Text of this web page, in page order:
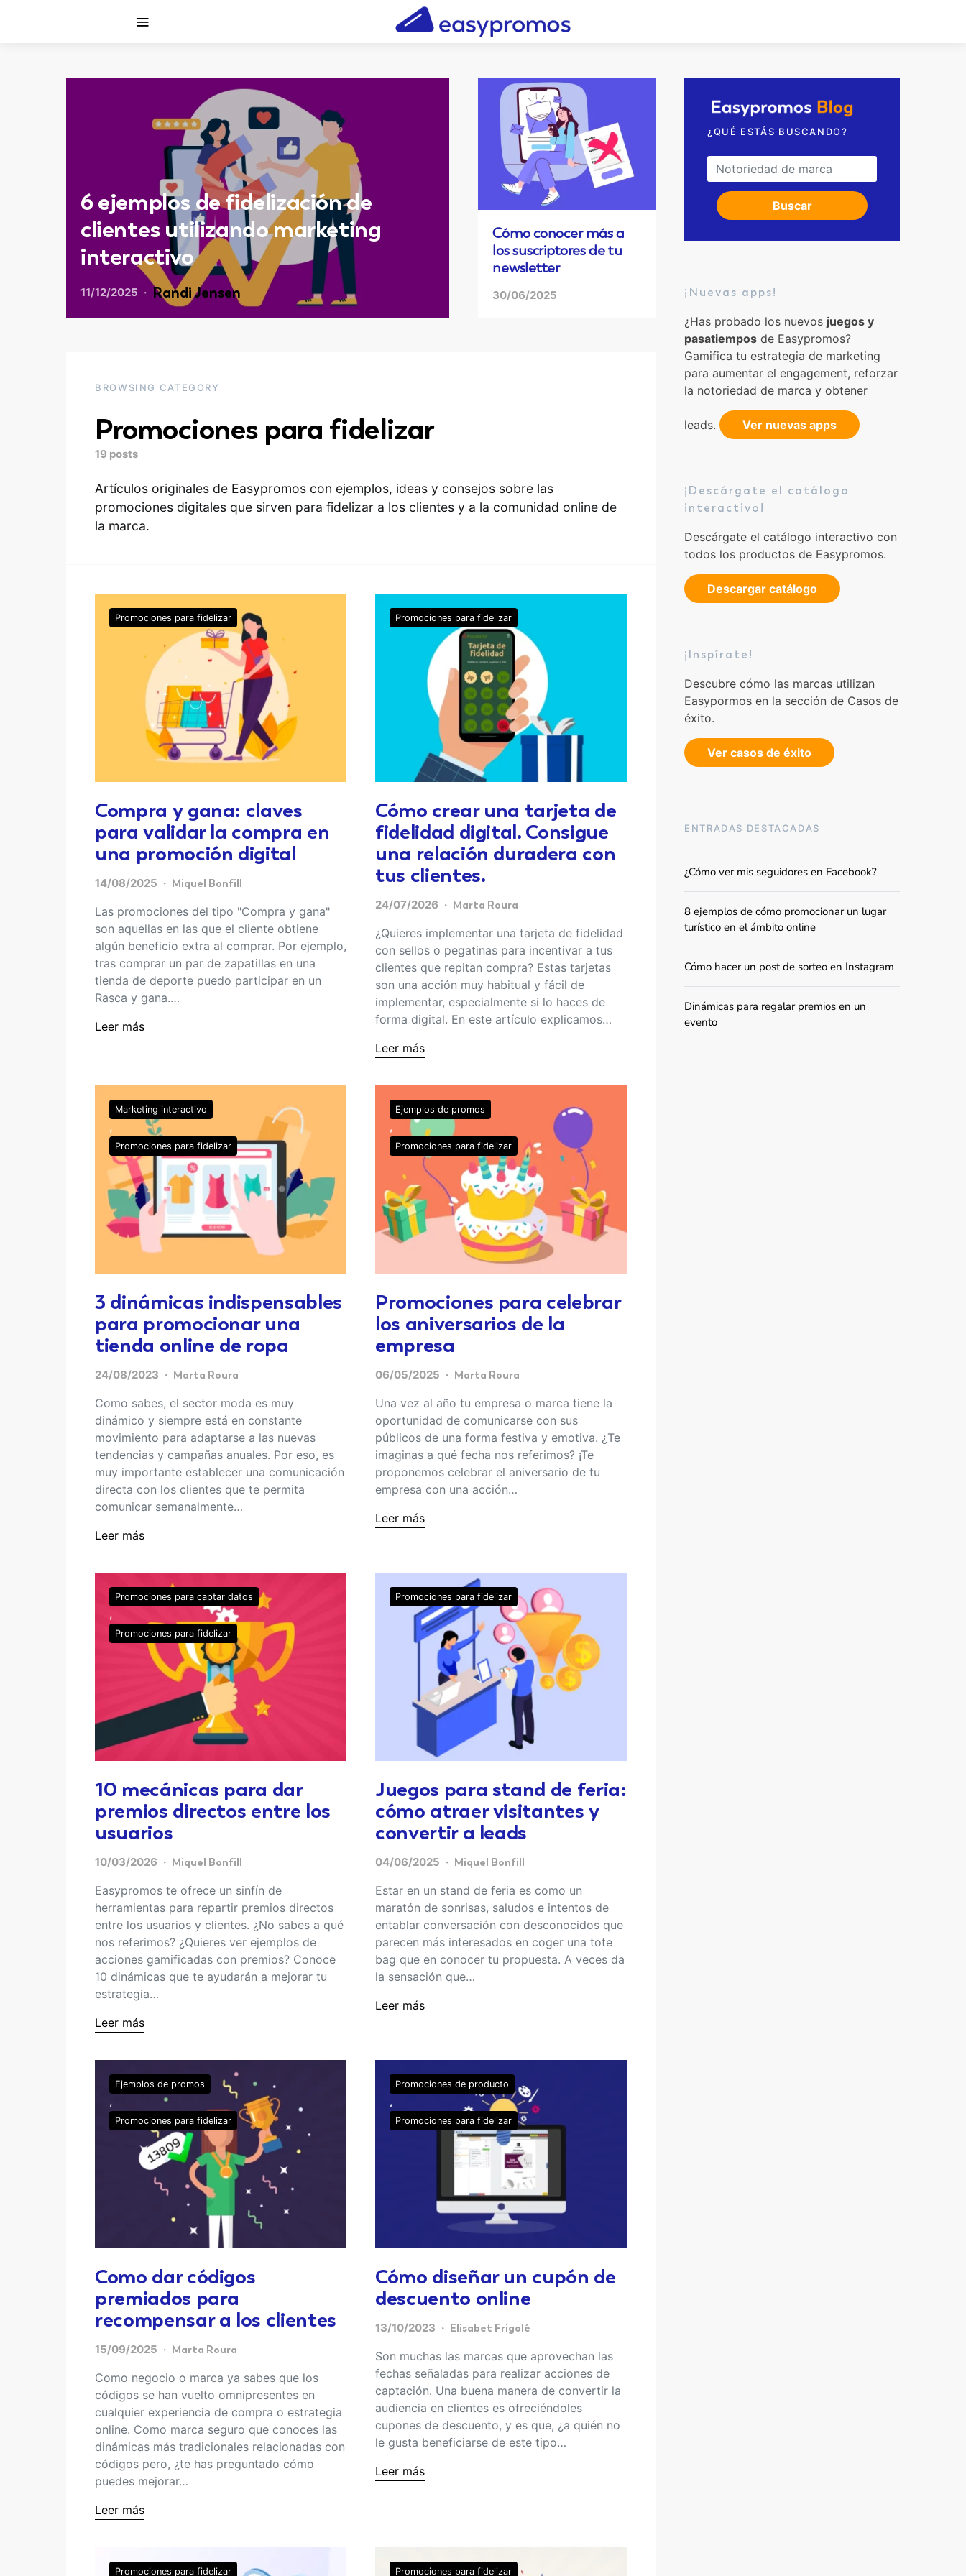
6 ejemplos de fidelización de
clientes utilizando marketing
interactivo
11/12/2025 Randi Jensen
Cómo conocer más a
los suscriptores de tu
newsletter
30/06/2025
BROWSING CATEGORY
Promociones para fidelizar
19 posts
Artículos originales de Easypromos con ejemplos, ideas y consejos sobre las
promociones digitales que sirven para fidelizar a los clientes y a la comunidad online de
la marca.
Promociones para fidelizar
Compra y gana: claves
para validar la compra en
una promoción digital
14/08/2025 Miquel Bonfill
Las promociones del tipo "Compra y gana"
son aquellas en las que el cliente obtiene
algún beneficio extra al comprar. Por ejemplo,
tras comprar un par de zapatillas en una
tienda de deporte puedo participar en un
Rasca y gana.…
Leer más
Promociones para fidelizar
Cómo crear una tarjeta de
fidelidad digital. Consigue
una relación duradera con
tus clientes.
24/07/2026 Marta Roura
¿Quieres implementar una tarjeta de fidelidad
con sellos o pegatinas para incentivar a tus
clientes que repitan compra? Estas tarjetas
son una acción muy habitual y fácil de
implementar, especialmente si lo haces de
forma digital. En este artículo explicamos…
Leer más
Marketing interactivo
Promociones para fidelizar
3 dinámicas indispensables
para promocionar una
tienda online de ropa
24/08/2023 Marta Roura
Como sabes, el sector moda es muy
dinámico y siempre está en constante
movimiento para adaptarse a las nuevas
tendencias y campañas anuales. Por eso, es
muy importante establecer una comunicación
directa con los clientes que te permita
comunicar semanalmente…
Leer más
Ejemplos de promos
Promociones para fidelizar
Promociones para celebrar
los aniversarios de la
empresa
06/05/2025 Marta Roura
Una vez al año tu empresa o marca tiene la
oportunidad de comunicarse con sus
públicos de una forma festiva y emotiva. ¿Te
imaginas a qué fecha nos referimos? ¡Te
proponemos celebrar el aniversario de tu
empresa con una acción…
Leer más
Promociones para captar datos
Promociones para fidelizar
10 mecánicas para dar
premios directos entre los
usuarios
10/03/2026 Miquel Bonfill
Easypromos te ofrece un sinfín de
herramientas para repartir premios directos
entre los usuarios y clientes. ¿No sabes a qué
nos referimos? ¿Quieres ver ejemplos de
acciones gamificadas con premios? Conoce
10 dinámicas que te ayudarán a mejorar tu
estrategia…
Leer más
Promociones para fidelizar
Juegos para stand de feria:
cómo atraer visitantes y
convertir a leads
04/06/2025 Miquel Bonfill
Estar en un stand de feria es como un
maratón de sonrisas, saludos e intentos de
entablar conversación con desconocidos que
parecen más interesados en coger una tote
bag que en conocer tu propuesta. A veces da
la sensación que…
Leer más
Ejemplos de promos
Promociones para fidelizar
Como dar códigos
premiados para
recompensar a los clientes
15/09/2025 Marta Roura
Como negocio o marca ya sabes que los
códigos se han vuelto omnipresentes en
cualquier experiencia de compra o estrategia
online. Como marca seguro que conoces las
dinámicas más tradicionales relacionadas con
códigos pero, ¿te has preguntado cómo
puedes mejorar…
Leer más
Promociones de producto
Promociones para fidelizar
Cómo diseñar un cupón de
descuento online
13/10/2023 Elisabet Frigolé
Son muchas las marcas que aprovechan las
fechas señaladas para realizar acciones de
captación. Una buena manera de convertir la
audiencia en clientes es ofreciéndoles
cupones de descuento, y es que, ¿a quién no
le gusta beneficiarse de este tipo…
Leer más
Promociones para fidelizar Promociones para fidelizar
¿QUÉ ESTÁS BUSCANDO?
Search for:
Buscar
¡Nuevas apps!
¿Has probado los nuevos juegos y
pasatiempos de Easypromos?
Gamifica tu estrategia de marketing
para aumentar el engagement, reforzar
la notoriedad de marca y obtener
leads. Ver nuevas apps
¡Descárgate el catálogo
interactivo!
Descárgate el catálogo interactivo con
todos los productos de Easypromos.
Descargar catálogo
¡Inspírate!
Descubre cómo las marcas utilizan
Easypormos en la sección de Casos de
éxito.
Ver casos de éxito
ENTRADAS DESTACADAS
¿Cómo ver mis seguidores en Facebook?
8 ejemplos de cómo promocionar un lugar
turístico en el ámbito online
Cómo hacer un post de sorteo en Instagram
Dinámicas para regalar premios en un
evento